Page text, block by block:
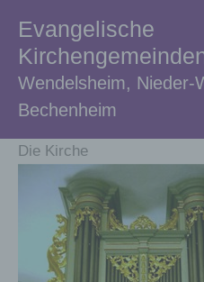
Inhalt
springen
Evangelische
Wendelsheim, Nieder-
Bechenheim
Die Kirche